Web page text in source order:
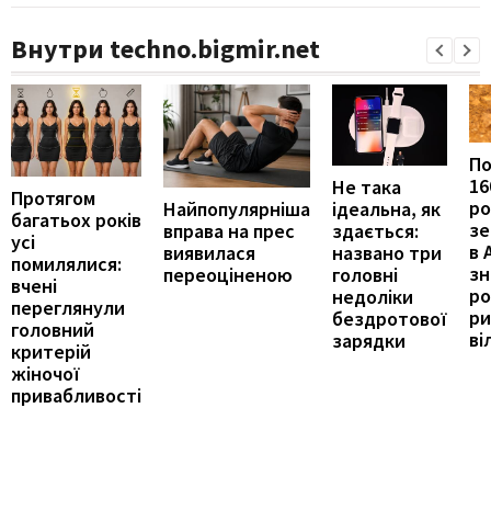
Внутри techno.bigmir.net
Протягом
багатьох років
усі
помилялися:
вчені
переглянули
головний
критерій
жіночої
привабливості
Найпопулярніша
вправа на прес
виявилася
переоціненою
Не така
ідеальна, як
здається:
названо три
головні
недоліки
бездротової
зарядки
в